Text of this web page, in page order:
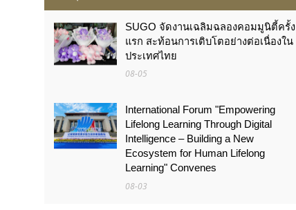
SUGO จัดงานเฉลิมฉลองคอมมูนิตี้ครั้ง
แรก สะท้อนการเติบโตอย่างต่อเนื่องใน
ประเทศไทย
08-05
International Forum "Empowering
Lifelong Learning Through Digital
Intelligence – Building a New
Ecosystem for Human Lifelong
Learning" Convenes
08-03